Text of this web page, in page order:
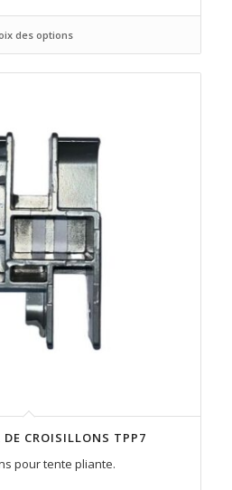
des options
DE CROISILLONS TPP7
pour tente pliante.